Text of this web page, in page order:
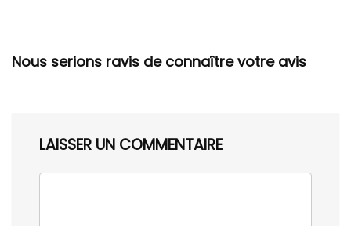
Nous serions ravis de connaître votre avis
LAISSER UN COMMENTAIRE